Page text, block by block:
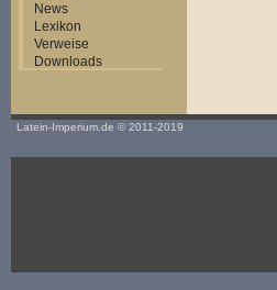
News
Lexikon
Verweise
Downloads
Latein-Imperium.de © 2011-2019